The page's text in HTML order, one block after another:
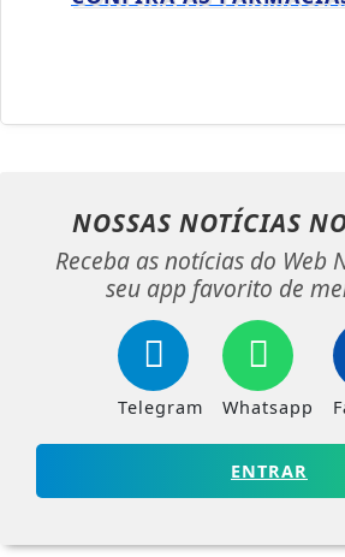
NOSSAS NOTÍCIAS
Receba as notícias do Web
seu app favorito de
Telegram Whatsapp
ENTRAR